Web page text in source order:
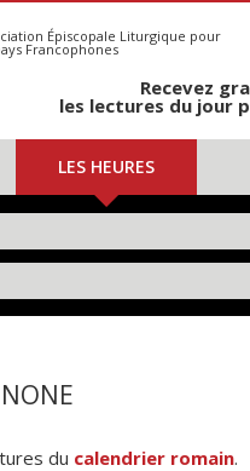
Épiscopale Liturgique pour
Francophones
Recevez
les lectures du jour
LES HEURES
du calendrier romain.